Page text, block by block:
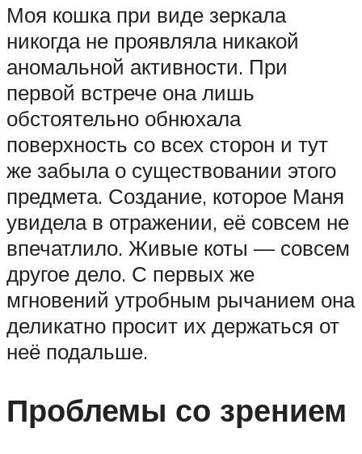
Моя кошка при виде зеркала
никогда не проявляла никакой
аномальной активности. При
первой встрече она лишь
обстоятельно обнюхала
поверхность со всех сторон и тут
же забыла о существовании этого
предмета. Создание, которое Маня
увидела в отражении, её совсем не
впечатлило. Живые коты — совсем
другое дело. С первых же
мгновений утробным рычанием она
деликатно просит их держаться от
неё подальше.
Проблемы со зрением